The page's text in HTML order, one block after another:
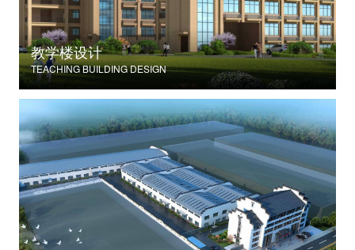
教学楼设计
TEACHING BUILDING DESIGN